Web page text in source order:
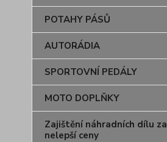
POTAHY PÁSŮ
AUTORÁDIA
SPORTOVNÍ PEDÁLY
MOTO DOPLŇKY
Zajištění náhradních dílu za
nelepší ceny